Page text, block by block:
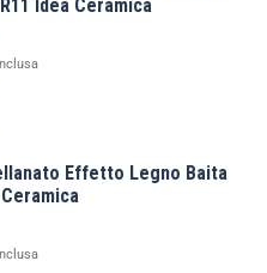
Idea Ceramica
Effetto Legno Baita